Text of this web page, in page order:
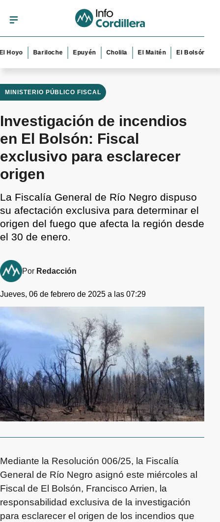
Bariloche Epuyén Cholila El Maitén El Bolsón Esquel
MINISTERIO PÚBLICO FISCAL
Investigación de incendios
en El Bolsón: Fiscal
exclusivo para esclarecer
origen
La Fiscalía General de Río Negro dispuso
su afectación exclusiva para determinar el
origen del fuego que afecta la región desde
el 30 de enero.
Por Redacción
Jueves, 06 de febrero de 2025 a las 07:29
Mediante la Resolución 006/25, la Fiscalía
General de Río Negro asignó este miércoles al
Fiscal de El Bolsón, Francisco Arrien, la
responsabilidad exclusiva de la investigación
para esclarecer el origen de los incendios que